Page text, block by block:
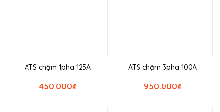
ATS chậm 1pha 125A
₫
450.000
ATS chậm 3pha 100A
₫
950.000